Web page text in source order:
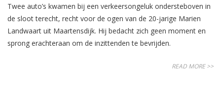
Twee auto’s kwamen bij een verkeersongeluk ondersteboven in
de sloot terecht, recht voor de ogen van de 20-jarige Marien
Landwaart uit Maartensdijk. Hij bedacht zich geen moment en
sprong erachteraan om de inzittenden te bevrijden.
READ MORE >>